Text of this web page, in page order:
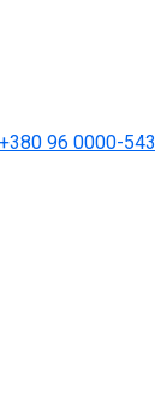
+380 96 0000-543